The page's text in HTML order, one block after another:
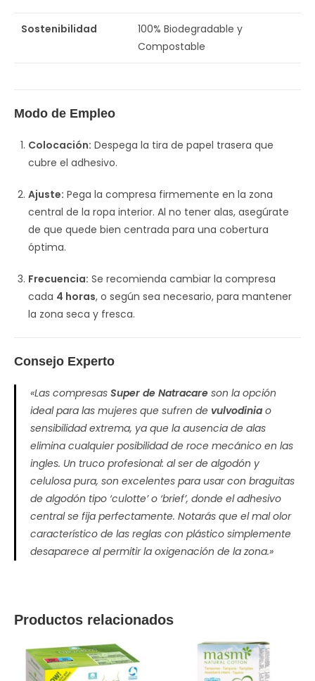
Sostenibilidad
100% Biodegradable y
Compostable
Modo de Empleo
Colocación: Despega la tira de papel trasera que
cubre el adhesivo.
Ajuste: Pega la compresa firmemente en la zona
central de la ropa interior. Al no tener alas, asegúrate
de que quede bien centrada para una cobertura
óptima.
Frecuencia: Se recomienda cambiar la compresa
cada 4 horas, o según sea necesario, para mantener
la zona seca y fresca.
Consejo Experto
«Las compresas Super de Natracare son la opción
ideal para las mujeres que sufren de vulvodinia o
sensibilidad extrema, ya que la ausencia de alas
elimina cualquier posibilidad de roce mecánico en las
ingles. Un truco profesional: al ser de algodón y
celulosa pura, son excelentes para usar con braguitas
de algodón tipo ‘culotte’ o ‘brief’, donde el adhesivo
central se fija perfectamente. Notarás que el mal olor
característico de las reglas con plástico simplemente
desaparece al permitir la oxigenación de la zona.»
Productos relacionados